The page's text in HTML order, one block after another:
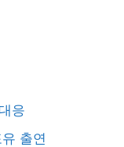
응
출연